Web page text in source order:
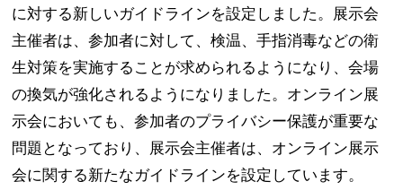
に対する新しいガイドラインを設定しました。展示会
主催者は、参加者に対して、検温、手指消毒などの衛
生対策を実施することが求められるようになり、会場
の換気が強化されるようになりました。オンライン展
示会においても、参加者のプライバシー保護が重要な
問題となっており、展示会主催者は、オンライン展示
会に関する新たなガイドラインを設定しています。